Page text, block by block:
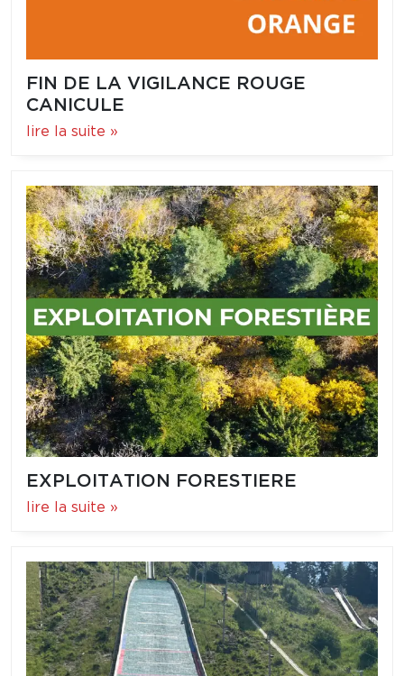
FIN DE LA VIGILANCE ROUGE
CANICULE
lire la suite »
EXPLOITATION FORESTIERE
lire la suite »